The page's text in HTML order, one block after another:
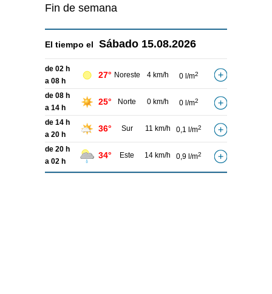
Fin de semana
El tiempo el Sábado 15.08.2026
de 02 h
a 08 h
27° Noreste 4 km/h 0 l/m2
de 08 h
a 14 h
25° Norte 0 km/h 0 l/m2
de 14 h
a 20 h
36° Sur 11 km/h 0,1 l/m2
de 20 h
a 02 h
34° Este 14 km/h 0,9 l/m2